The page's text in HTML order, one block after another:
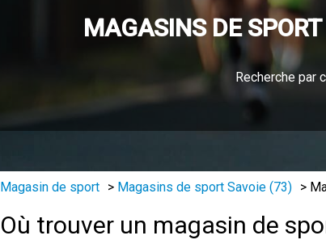
MAGASINS DE
Recherche par
Magasin de sport > Magasins de sport Savoie (73) >
Où trouver un magasin de